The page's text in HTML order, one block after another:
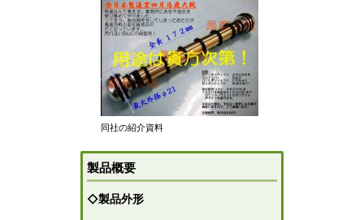
同社の紹介資料
製品概要
◇製品外形